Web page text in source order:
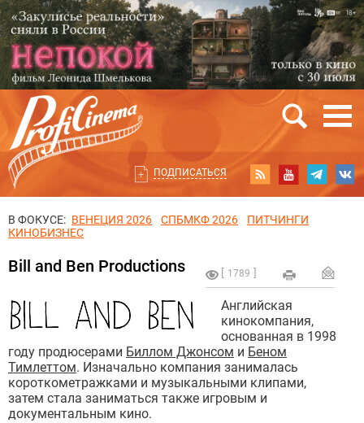
ПОДПИСАТЬСЯ
В ФОКУСЕ: ВЕНЕЦИЯ 2026 СПБМКФ 2026
ПИТЧИНГИ
КИНОБИЗНЕС
1789
Bill and Ben Productions
Английская
кинокомпания,
основанная в 1998
году продюсерами Биллом Джонсом и Беном
Тимлеттом. Изначально компания занималась
короткометражками и музыкальными клипами,
затем стала заниматься также игровым и
документальным кино.